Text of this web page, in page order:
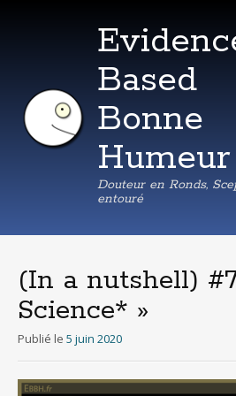
Based
Bonne
Humeur
Douteur en Ronds,
entouré
principal
(In a nutshell)
Science* »
Publié le 5 juin 2020